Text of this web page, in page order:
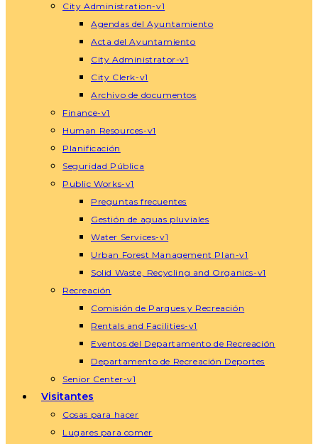
City Administration-v1
Agendas del Ayuntamiento
Acta del Ayuntamiento
City Administrator-v1
City Clerk-v1
Archivo de documentos
Finance-v1
Human Resources-v1
Planificación
Seguridad Pública
Public Works-v1
Preguntas frecuentes
Gestión de aguas pluviales
Water Services-v1
Urban Forest Management Plan-v1
Solid Waste, Recycling and Organics-v1
Recreación
Comisión de Parques y Recreación
Rentals and Facilities-v1
Eventos del Departamento de Recreación
Departamento de Recreación Deportes
Senior Center-v1
Visitantes
Cosas para hacer
Lugares para comer